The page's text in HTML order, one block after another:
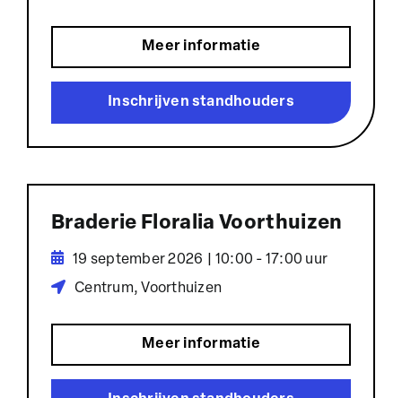
Meer informatie
Inschrijven standhouders
Braderie Floralia Voorthuizen
19 september 2026 | 10:00 - 17:00 uur
Centrum, Voorthuizen
Meer informatie